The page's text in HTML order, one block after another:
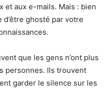
et aux e-mails. Mais : bien
ghosté par votre
que les gens n’ont plus
personnes. Ils trouvent
garder le silence sur les